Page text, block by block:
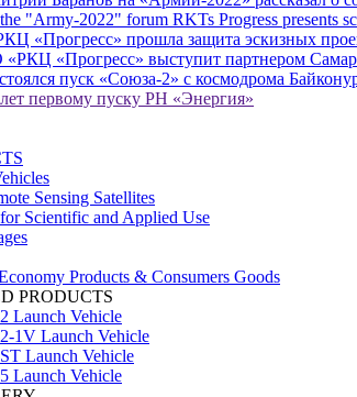
"Army-2022" forum RKTs Progress presents
«Прогресс» прошла защита эскизных
«Прогресс» выступит партнером
пуск «Союза-2» с космодрома
первому пуску РН «Энергия»
Sensing Satellites
Scientific and Applied Use
Products & Consumers Goods
PRODUCTS
Launch Vehicle
1V Launch Vehicle
Launch Vehicle
Launch Vehicle